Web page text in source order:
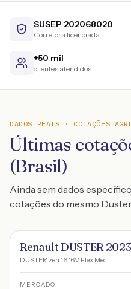
SUSEP 202068020
Corretora licenciada
+50 mil
clientes atendidos
DADOS REAIS · COTAÇÕES
Últimas
(Brasil)
Ainda sem dados
cotações do mesmo
Renault DUSTER 2023
DUSTER Zen 1.6 16V Flex Mec.
MERCADO